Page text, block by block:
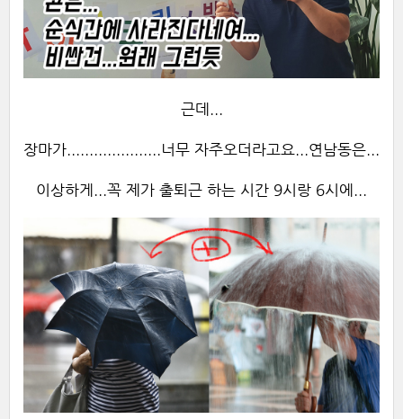
근데...
장마가.....................너무 자주오더라고요...연남동은...
이상하게...꼭 제가 출퇴근 하는 시간 9시랑 6시에...